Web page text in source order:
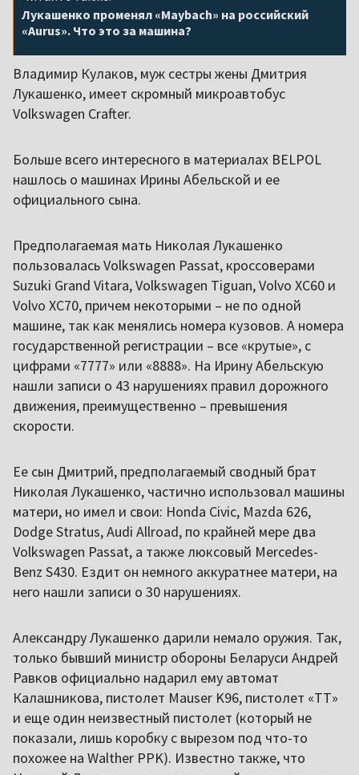
Лукашенко променял «Maybach» на российский
«Aurus». Что это за машина?
Владимир Кулаков, муж сестры жены Дмитрия
Лукашенко, имеет скромный микроавтобус
Volkswagen Crafter.
Больше всего интересного в материалах BELPOL
нашлось о машинах Ирины Абельской и ее
официального сына.
Предполагаемая мать Николая Лукашенко
пользовалась Volkswagen Passat, кроссоверами
Suzuki Grand Vitara, Volkswagen Tiguan, Volvo XC60 и
Volvo XC70, причем некоторыми – не по одной
машине, так как менялись номера кузовов. А номера
государственной регистрации – все «крутые», с
цифрами «7777» или «8888». На Ирину Абельскую
нашли записи о 43 нарушениях правил дорожного
движения, преимущественно – превышения
скорости.
Ее сын Дмитрий, предполагаемый сводный брат
Николая Лукашенко, частично использовал машины
матери, но имел и свои: Honda Civic, Mazda 626,
Dodge Stratus, Audi Allroad, по крайней мере два
Volkswagen Passat, а также люксовый Mercedes-
Benz S430. Ездит он немного аккуратнее матери, на
него нашли записи о 30 нарушениях.
Александру Лукашенко дарили немало оружия. Так,
только бывший министр обороны Беларуси Андрей
Равков официально надарил ему автомат
Калашникова, пистолет Mauser K96, пистолет «ТТ»
и еще один неизвестный пистолет (который не
показали, лишь коробку с вырезом под что-то
похожее на Walther PPK). Известно также, что